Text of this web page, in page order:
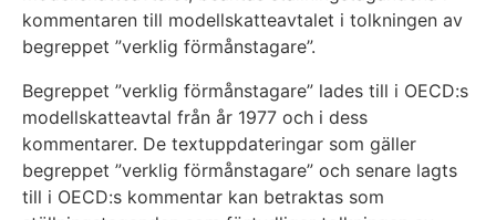
kommentaren till modellskatteavtalet i tolkningen av
begreppet ”verklig förmånstagare”.
Begreppet ”verklig förmånstagare” lades till i OECD:s
modellskatteavtal från år 1977 och i dess
kommentarer. De textuppdateringar som gäller
begreppet ”verklig förmånstagare” och senare lagts
till i OECD:s kommentar kan betraktas som